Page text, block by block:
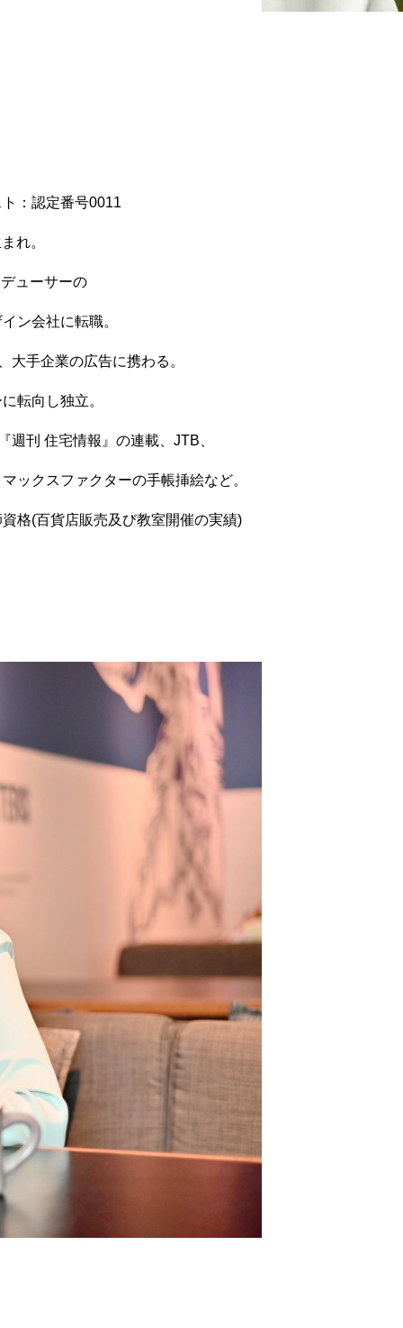
：認定番号0011
れ。
ューサーの
ン会社に転職。
大手企業の広告に携わる。
転向し独立。
週刊 住宅情報』の連載、JTB、
ックスファクターの手帳挿絵など。
格(百貨店販売及び教室開催の実績)